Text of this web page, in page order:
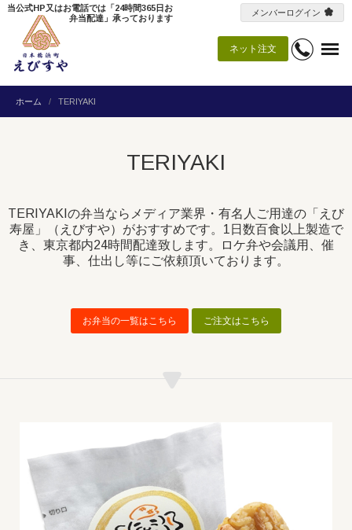
ネット注文
当公式HP又はお電話では「24時間365日お
弁当配達」承っております
メンバーログイン
ホーム TERIYAKI
TERIYAKI
TERIYAKIの弁当ならメディア業界・有名人ご用達の「えび
寿屋」（えびすや）がおすすめです。1日数百食以上製造で
き、東京都内24時間配達致します。ロケ弁や会議用、催
事、仕出し等にご依頼頂いております。
お弁当の一覧はこちら ご注文はこちら